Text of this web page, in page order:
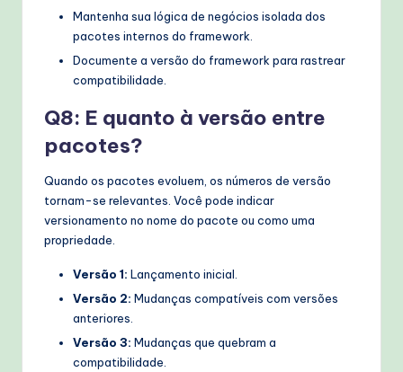
Mantenha sua lógica de negócios isolada dos
pacotes internos do framework.
Documente a versão do framework para rastrear
compatibilidade.
Q8: E quanto à versão entre
pacotes?
Quando os pacotes evoluem, os números de versão
tornam-se relevantes. Você pode indicar
versionamento no nome do pacote ou como uma
propriedade.
Versão 1: Lançamento inicial.
Versão 2: Mudanças compatíveis com versões
anteriores.
Versão 3: Mudanças que quebram a
compatibilidade.